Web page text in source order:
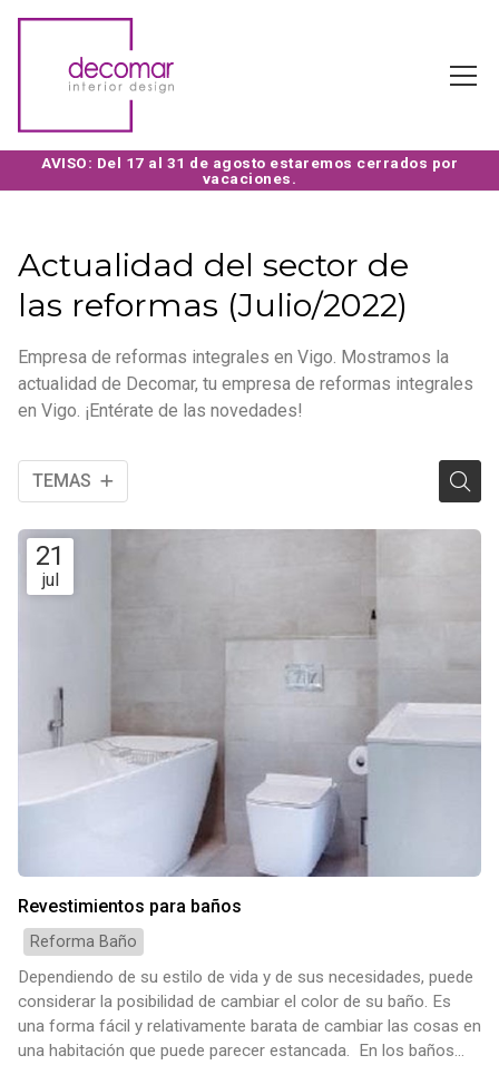
Actualidad del sector de
las reformas (Julio/2022)
Empresa de reformas integrales en Vigo. Mostramos la
actualidad de Decomar, tu empresa de reformas integrales
en Vigo. ¡Entérate de las novedades!
TEMAS
21
jul
Revestimientos para baños
Reforma Baño
Dependiendo de su estilo de vida y de sus necesidades, puede
considerar la posibilidad de cambiar el color de su baño. Es
una forma fácil y relativamente barata de cambiar las cosas en
una habitación que puede parecer estancada. En los baños